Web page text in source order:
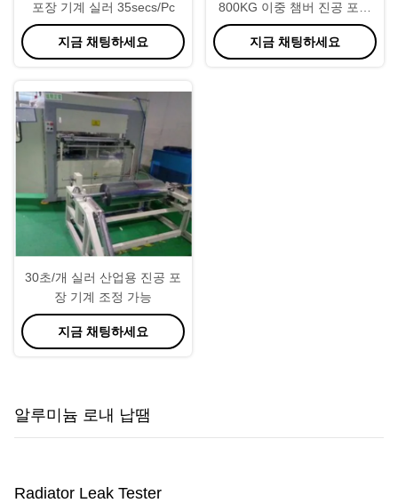
포장 기계 실러 35secs/Pc
지금 채팅하세요
800KG 이중 챔버 진공 포장
기
지금 채팅하세요
30초/개 실러 산업용 진공 포
장 기계 조정 가능
지금 채팅하세요
알루미늄 로내 납땜
Radiator Leak Tester